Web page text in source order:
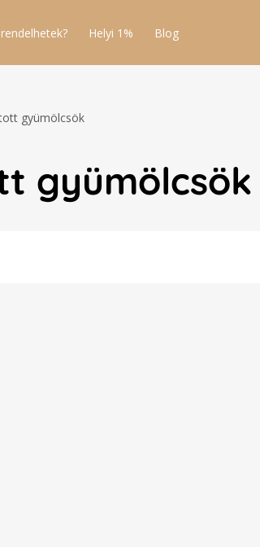
Helyi 1% Blog
gyümölcsök
gyümölcsök